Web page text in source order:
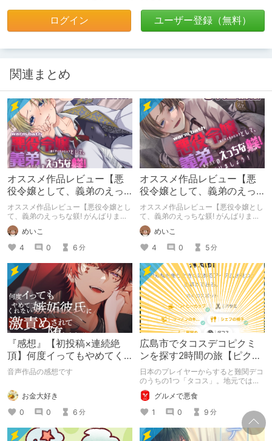
ログイン ユーザー登録（無料）
関連まとめ
オススメ作品レビュー【悪
役令嬢として、義弟のえっ
ちな躾! がんばりましょう!
前編】
オススメ作品レビュー【悪役令嬢とし
て、義弟のえっちな躾! がんばりまし
ょう! 前編/warm bath様】
めいこ
4
0 6 分
オススメ作品レビュー【悪
役令嬢として、義弟のえっ
ちな躾! がんばりましょう!
後編】
オススメ作品レビュー【悪役令嬢とし
て、義弟のえっちな躾! がんばりまし
ょう! 後編/warm bath様】
めいこ
4
0 5分
『感想』【初投稿×連続絶
頂】何度イってもやめてく
れない嫉妬彼氏に激責めさ
音声作品の感想です
お金大好き
0
0 6 分
広島市でタコスデコピクミ
ンを探す2時間の旅【ピクミ
ンブルーム / Pikmin
Bloom】
日本のプレイヤーからすると難関デコ
のうちの1つ「タコス」。地元では見
つけられなかった男が広島で探す旅を
お送りします。ねくすと5月のテーマ
「お出かけの記録」。
グルメで悪食
1
0 9 分